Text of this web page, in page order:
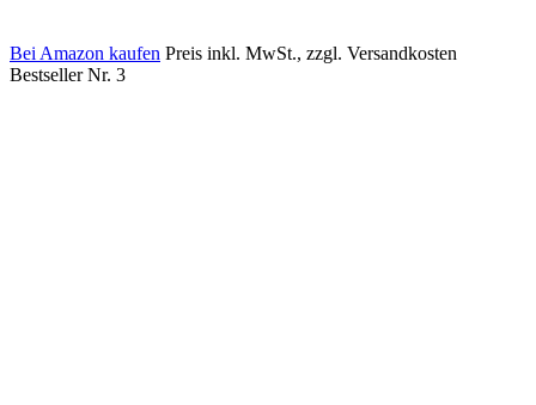
Bei Amazon kaufen Preis inkl. MwSt., zzgl. Versandkosten
Bestseller Nr. 3